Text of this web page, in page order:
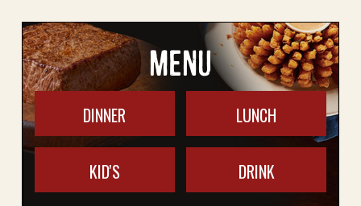
MENU
DINNER LUNCH
KID'S DRINK